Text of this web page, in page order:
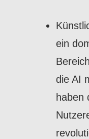
ein
die AI
haben